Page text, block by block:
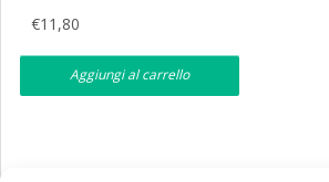
€11,80
Aggiungi al carrello